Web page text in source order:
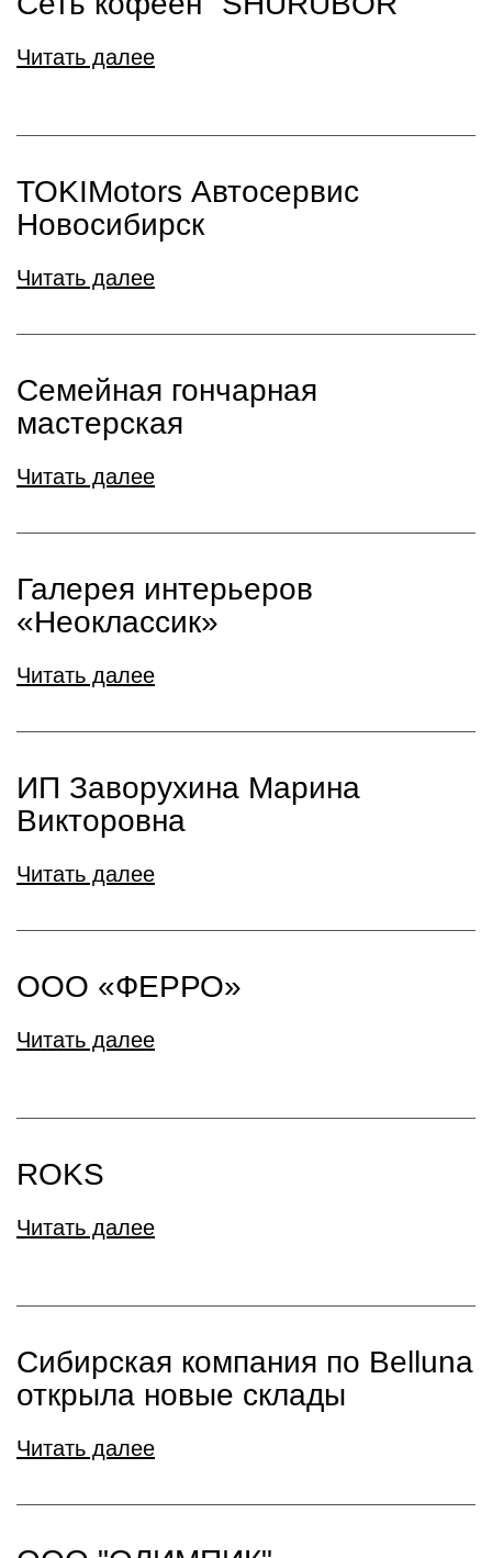
Читать далее
TOKIMotors Автосервис
Новосибирск
Читать далее
Семейная гончарная
мастерская
Читать далее
Галерея интерьеров
«Неоклассик»
Читать далее
ИП Заворухина Марина
Викторовна
Читать далее
ООО «ФЕРРО»
Читать далее
ROKS
Читать далее
Сибирская компания по Belluna
открыла новые склады
Читать далее